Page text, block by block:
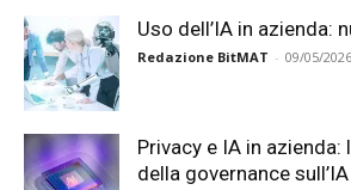
Uso dell’IA in azienda:
Redazione BitMAT - 09/05/2026
Privacy e IA in azienda:
della governance sull’IA